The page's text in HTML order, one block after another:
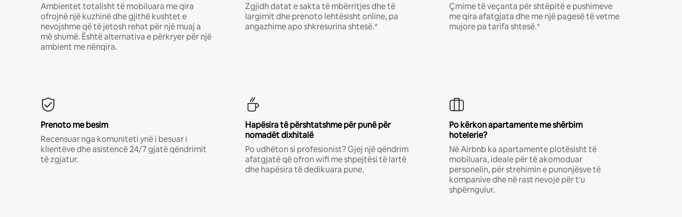
Ambientet totalisht të mobiluara me qira
ofrojnë një kuzhinë dhe gjithë kushtet e
nevojshme që të jetosh rehat për një muaj a
më shumë. Është alternativa e përkryer për një
ambient me nënqira.
Zgjidh datat e sakta të mbërritjes dhe të
largimit dhe prenoto lehtësisht online, pa
angazhime apo shkresurina shtesë.*
Çmime të veçanta për shtëpitë e pushimeve
me qira afatgjata dhe me një pagesë të vetme
mujore pa tarifa shtesë.*
Prenoto me besim
Recensuar nga komuniteti ynë i besuar i
klientëve dhe asistencë 24/7 gjatë qëndrimit
të zgjatur.
Hapësira të përshtatshme për punë për
nomadët dixhitalë
Po udhëton si profesionist? Gjej një qëndrim
afatgjatë që ofron wifi me shpejtësi të lartë
dhe hapësira të dedikuara pune.
Po kërkon apartamente me shërbim
hotelerie?
Në Airbnb ka apartamente plotësisht të
mobiluara, ideale për të akomoduar
personelin, për strehimin e punonjësve të
kompanive dhe në rast nevoje për t'u
shpërngulur.